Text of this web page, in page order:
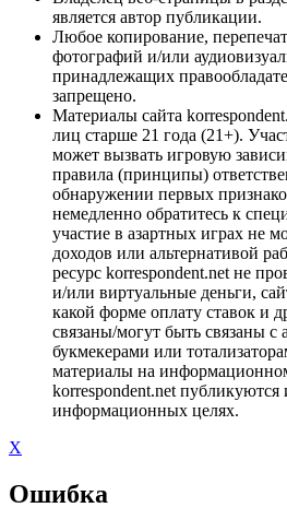
является автор публикации.
Любое копирование,
фотографий и/или
принадлежащих
запрещено.
Материалы сайта
лиц старше 21 года (21+).
может вызвать игровую
правила (принципы)
обнаружении первых
немедленно обратитесь к
участие в азартных играх не
доходов или альтернативой
ресурс korrespondent.net не
и/или виртуальные деньги,
какой форме оплату ставок и
связаны/могут быть связаны с
букмекерами или
материалы на
korrespondent.net публикуются
информационных целях.
X
Ошибка